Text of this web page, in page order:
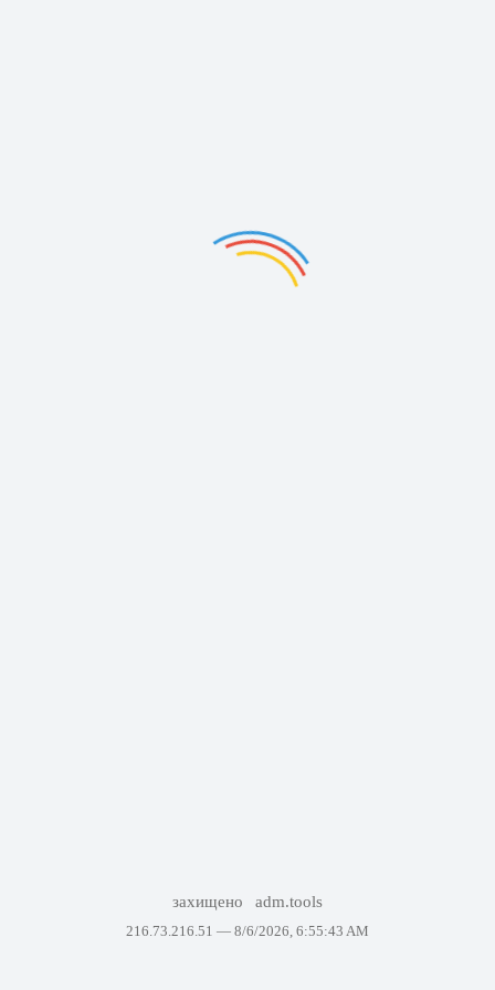
захищено adm.tools
216.73.216.51 — 8/6/2026, 6:55:43 AM